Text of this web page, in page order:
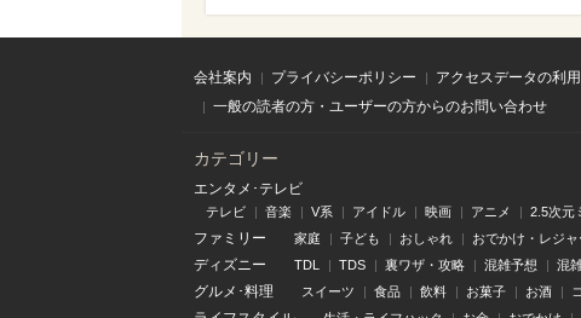
会社案内 プライバシーポリシー アクセスデータの利
一般の読者の方・ユーザーの方からのお問い合わせ
カテゴリー
エンタメ･テレビ
テレビ 音楽 V系 アイドル 映画 アニメ 2.5次元
ファミリー 家庭 子ども おしゃれ おでかけ・レジャ
ディズニー TDL TDS 裏ワザ・攻略 混雑予想 混
グルメ･料理 スイーツ 食品 飲料 お菓子 お酒